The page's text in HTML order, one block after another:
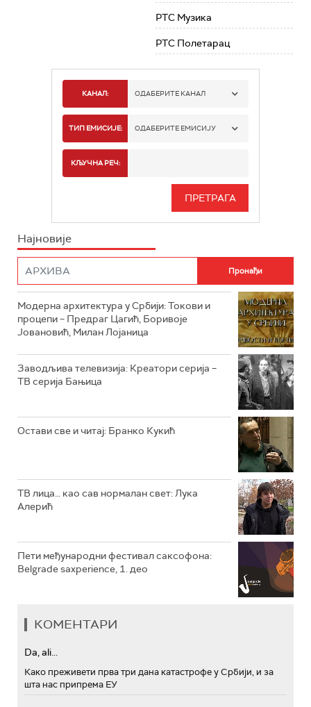
РТС Музика
РТС Полетарац
КАНАЛ: ОДАБЕРИТЕ КАНАЛ
РТС 1
РТС 3
РТС ЖИВОТ
РТС КОЛО
ТИП ЕМИСИЈЕ: ОДАБЕРИТЕ ЕМИСИЈУ
ИНФО
КЉУЧНА РЕЧ:
Најновије
Модерна архитектура у Србији: Токови и
процепи – Предраг Цагић, Боривоје
Јовановић, Милан Лојаница
Заводљива телевизија: Креатори серија –
ТВ серија Бањица
Остави све и читај: Бранко Кукић
ТВ лица… као сав нормалан свет: Лука
Алерић
Пети међународни фестивал саксофона:
Belgrade saxperience, 1. део
КОМЕНТАРИ
Da, ali...
Како преживети прва три дана катастрофе у Србији, и за
шта нас припрема ЕУ